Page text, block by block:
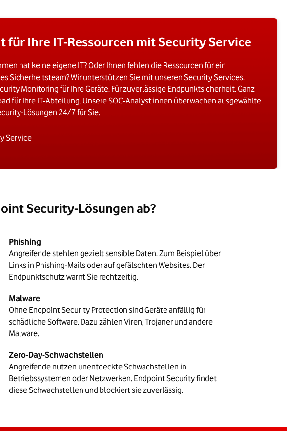
für Ihre IT-Ressourcen mit Security Service
hat keine eigene IT? Oder Ihnen fehlen die Ressourcen für ein
Sicherheitsteam? Wir unterstützen Sie mit unseren Security Services.
Monitoring für Ihre Geräte. Für zuverlässige Endpunktsicherheit. Ganz
für Ihre IT-Abteilung. Unsere SOC-Analyst:innen überwachen ausgewählte
Lösungen 24/7 für Sie.
Service
Security-Lösungen ab?
Phishing
Angreifende stehlen gezielt sensible Daten. Zum Beispiel über
Links in Phishing-Mails oder auf gefälschten Websites. Der
Endpunktschutz warnt Sie rechtzeitig.
Malware
Ohne Endpoint Security Protection sind Geräte anfällig für
schädliche Software. Dazu zählen Viren, Trojaner und andere
Malware.
Zero-Day-Schwachstellen
Angreifende nutzen unentdeckte Schwachstellen in
Betriebssystemen oder Netzwerken. Endpoint Security findet
diese Schwachstellen und blockiert sie zuverlässig.